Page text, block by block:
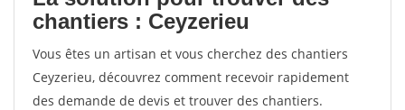
chantiers : Ceyzerieu
Vous êtes un artisan et vous cherchez des chantiers
Ceyzerieu, découvrez comment recevoir rapidement
des demande de devis et trouver des chantiers.